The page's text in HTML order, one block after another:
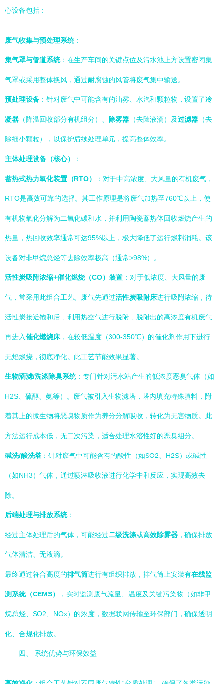
心设备包括：
废气收集与预处理系统：
集气罩与管道系统：在生产车间的关键点位及污水池上方设置密闭集
气罩或采用整体换风，通过耐腐蚀的风管将废气集中输送。
预处理设备 ：针对废气中可能含有的油雾、水汽和颗粒物，设置了冷
凝器 （降温回收部分有机组分）、 除雾器 （去除液滴）及过滤器 （去
除细小颗粒），以保护后续处理单元，提高整体效率。
主体处理设备（核心） ：
蓄热式热力氧化装置（RTO） ：对于中高浓度、大风量的有机废气，
RTO是高效可靠的选择。其工作原理是将废气加热至760℃以上，使
有机物氧化分解为二氧化碳和水，并利用陶瓷蓄热体回收燃烧产生的
热量，热回收效率通常可达95%以上，极大降低了运行燃料消耗。该
设备对非甲烷总烃等去除效率极高（通常>98%）。
活性炭吸附浓缩+催化燃烧（CO）装置 ：对于低浓度、大风量的废
气，常采用此组合工艺。废气先通过活性炭吸附床进行吸附浓缩，待
活性炭接近饱和后，利用热空气进行脱附，脱附出的高浓度有机废气
再进入催化燃烧床 ，在较低温度（300-350℃）的催化剂作用下进行
无焰燃烧，彻底净化。此工艺节能效果显著。
生物滴滤/洗涤除臭系统：专门针对污水站产生的低浓度恶臭气体（如
H2S、硫醇、氨等）。废气被引入生物滤塔，塔内填充特殊填料，附
着其上的微生物将恶臭物质作为养分分解吸收，转化为无害物质。此
方法运行成本低，无二次污染，适合处理水溶性好的恶臭组分。
碱洗/酸洗塔 ：针对废气中可能含有的酸性（如SO2、H2S）或碱性
（如NH3）气体，通过喷淋吸收液进行化学中和反应，实现高效去
除。
后端处理与排放系统：
经过主体处理后的气体，可能经过二级洗涤或高效除雾器 ，确保排放
气体清洁、无液滴。
最终通过符合高度的排气筒进行有组织排放，排气筒上安装有在线监
测系统（CEMS） ，实时监测废气流量、温度及关键污染物（如非甲
烷总烃、SO2、NOx）的浓度，数据联网传输至环保部门，确保透明
化、合规化排放。
四、 系统优势与环保效益